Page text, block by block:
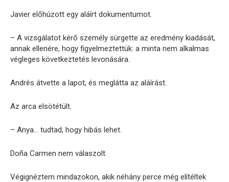
Javier előhúzott egy aláírt dokumentumot.
– A vizsgálatot kérő személy sürgette az eredmény kiadását,
annak ellenére, hogy figyelmeztettük: a minta nem alkalmas
végleges következtetés levonására.
Andrés átvette a lapot, és meglátta az aláírást.
Az arca elsötétült.
– Anya… tudtad, hogy hibás lehet.
Doña Carmen nem válaszolt.
Végignéztem mindazokon, akik néhány perce még elítéltek